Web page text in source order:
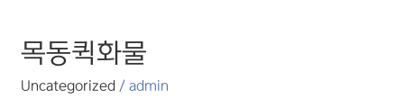
목동퀵화물
Uncategorized /admin
목동퀵화물